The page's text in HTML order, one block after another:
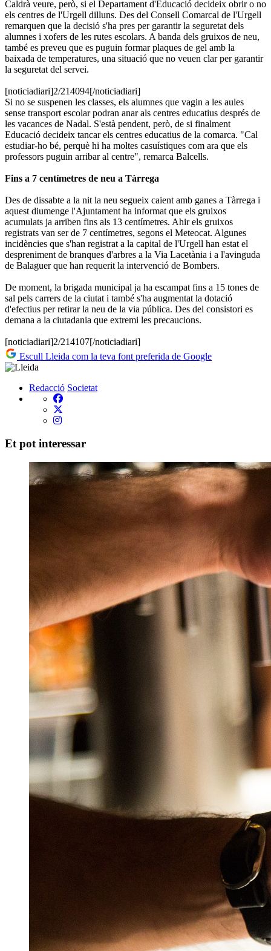
Caldrà veure, però, si el Departament d'Educació decideix obrir o no
els centres de l'Urgell dilluns. Des del Consell Comarcal de l'Urgell
remarquen que la decisió s'ha pres per garantir la seguretat dels
alumnes i xofers de les rutes escolars. A banda dels gruixos de neu,
també es preveu que es puguin formar plaques de gel amb la
baixada de temperatures, una situació que no veuen clar per garantir
la seguretat del servei.
[noticiadiari]2/214094[/noticiadiari]
Si no se suspenen les classes, els alumnes que vagin a les aules
sense transport escolar podran anar als centres educatius després de
les vacances de Nadal. S'està pendent, però, de si finalment
Educació decideix tancar els centres educatius de la comarca. "Cal
estudiar-ho bé, perquè hi ha moltes casuístiques com ara que els
professors puguin arribar al centre", remarca Balcells.
Fins a 7 centímetres de neu a Tàrrega
Des de dissabte a la nit la neu segueix caient amb ganes a Tàrrega i
aquest diumenge l'Ajuntament ha informat que els gruixos
acumulats ja arriben fins als 13 centímetres. Ahir els gruixos
registrats van ser de 7 centímetres, segons el Meteocat. Algunes
incidències que s'han registrat a la capital de l'Urgell han estat el
despreniment de branques d'arbres a la Via Lacetània i a l'avinguda
de Balaguer que han requerit la intervenció de Bombers.
De moment, la brigada municipal ja ha escampat fins a 15 tones de
sal pels carrers de la ciutat i també s'ha augmentat la dotació
d'efectius per retirar la neu de la via pública. Des del consistori es
demana a la ciutadania que extremi les precaucions.
[noticiadiari]2/214107[/noticiadiari]
Escull Lleida com la teva font preferida de Google
Redacció Societat
Et pot interessar